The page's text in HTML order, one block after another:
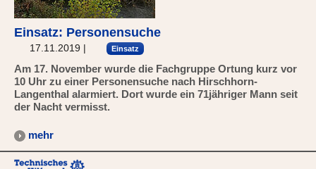
Einsatz: Personensuche
17.11.2019 | Einsatz
Am 17. November wurde die Fachgruppe Ortung kurz vor
10 Uhr zu einer Personensuche nach Hirschhorn-
Langenthal alarmiert. Dort wurde ein 71jähriger Mann seit
der Nacht vermisst.
mehr